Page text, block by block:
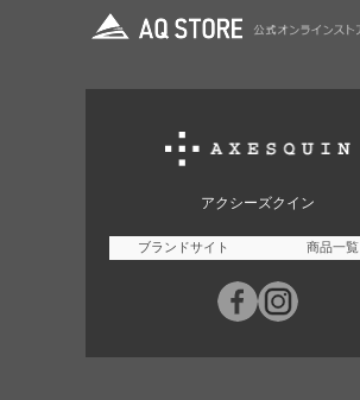
アクシーズクイン
ブランドサイト 商品一覧